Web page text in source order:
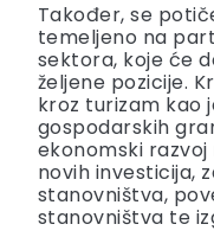
Također, se
temeljeno na
sektora, koje će
željene pozicije.
kroz turizam kao
gospodarskih
ekonomski
novih investicija,
stanovništva,
stanovništva te